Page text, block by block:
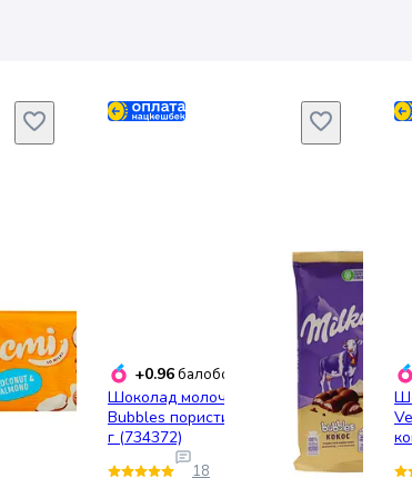
+0.96балобонусів
Шоколад молочний Milka
Bubbles пористий з кокосом 97
г (734372)
18